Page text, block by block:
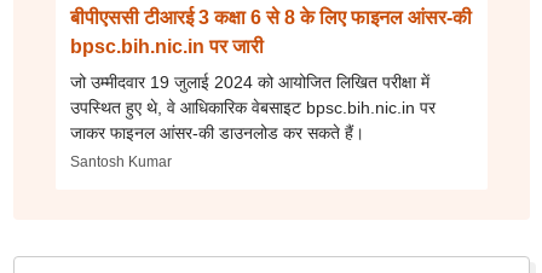
बीपीएससी टीआरई 3 कक्षा 6 से 8 के लिए फाइनल आंसर-की
bpsc.bih.nic.in पर जारी
जो उम्मीदवार 19 जुलाई 2024 को आयोजित लिखित परीक्षा में
उपस्थित हुए थे, वे आधिकारिक वेबसाइट bpsc.bih.nic.in पर
जाकर फाइनल आंसर-की डाउनलोड कर सकते हैं।
Santosh Kumar